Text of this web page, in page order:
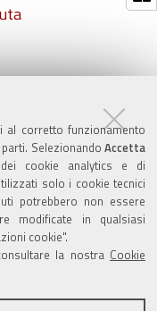
al corretto funzionamento
Selezionando Accetta
cookie analytics e di
solo i cookie tecnici
potrebbero non essere
modificate in qualsiasi
cookie".
la nostra Cookie
sito